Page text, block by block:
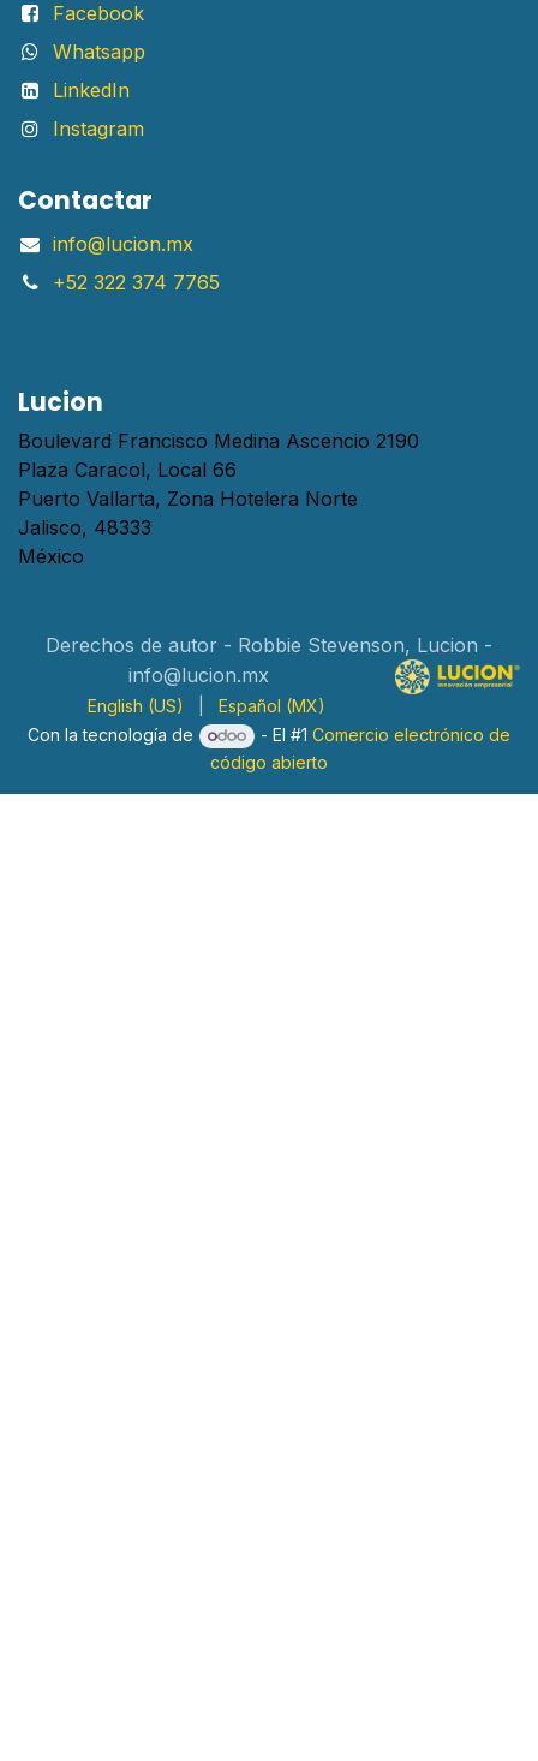
Facebook
Whatsapp
LinkedIn
Instagram
Contactar
info@lucion.mx
+52 322 374 7765
Lucion
Boulevard Francisco Medina Ascencio 2190
Plaza Caracol, Local 66
Puerto Vallarta, Zona Hotelera Norte
Jalisco, 48333
México
Derechos de autor - Robbie Stevenson, Lucion -
info@lucion.mx
English (US)
Español (MX)
Con la tecnología de
- El #1Comercio electrónico de
código abierto